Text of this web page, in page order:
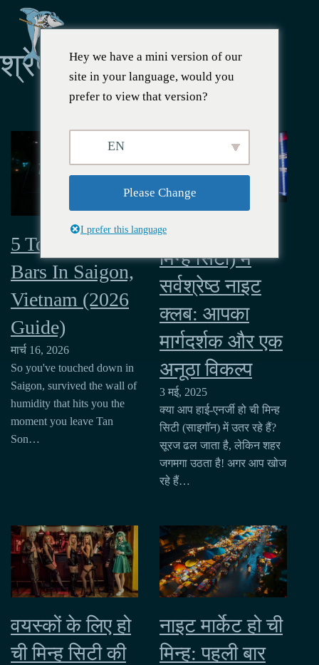
श्रेणी:नाइटलाइफ़
5 Top Lady
Bars In Saigon,
Vietnam (2026
Guide)
मार्च 16, 2026
So you've touched down in
Saigon, survived the wall of
humidity that hits you the
moment you leave Tan
Son…
साइगॉन (हो ची
मिन्ह सिटी) में
सर्वश्रेष्ठ नाइट
क्लब: आपका
मार्गदर्शक और एक
अनूठा विकल्प
3 मई, 2025
क्या आप हाई-एनर्जी हो ची मिन्ह
सिटी (साइगॉन) में उतर रहे हैं?
सूरज ढल जाता है, लेकिन शहर
जगमगा उठता है! अगर आप खोज
रहे हैं…
वयस्कों के लिए हो
ची मिन्ह सिटी की
नाइट मार्केट हो ची
मिन्ह: पहली बार
Hey we have a mini version of our
site in your language, would you
prefer to view that version?
EN
Please Change
I prefer this language